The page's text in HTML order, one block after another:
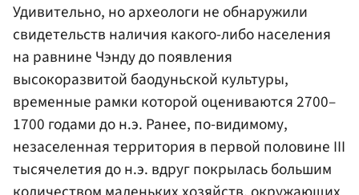
Удивительно, но археологи не обнаружили
свидетельств наличия какого-либо населения
на равнине Чэнду до появления
высокоразвитой баодуньской культуры,
временные рамки которой оцениваются 2700–
1700 годами до н.э. Ранее, по-видимому,
незаселенная территория в первой половине III
тысячелетия до н.э. вдруг покрылась большим